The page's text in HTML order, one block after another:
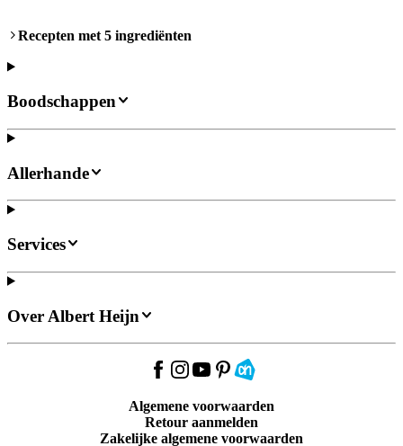
Recepten met 5 ingrediënten
Boodschappen
Allerhande
Services
Over Albert Heijn
Algemene voorwaarden
Retour aanmelden
Zakelijke algemene voorwaarden